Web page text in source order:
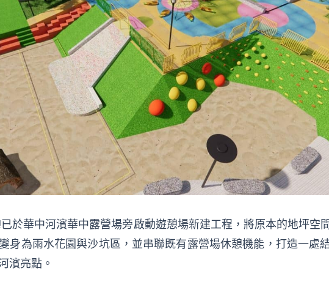
於華中河濱華中露營場旁啟動遊憩場新建工程，將原本的地坪空
身為雨水花園與沙坑區，並串聯既有露營場休憩機能，打造一處
濱亮點。